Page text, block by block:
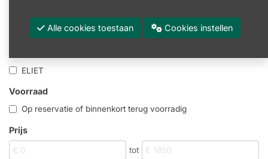
Promoties
ELIET
Voorraad
Op reservatie of binnenkort terug voorradig
Prijs
tot
Alle cookies toestaan Cookies instellen